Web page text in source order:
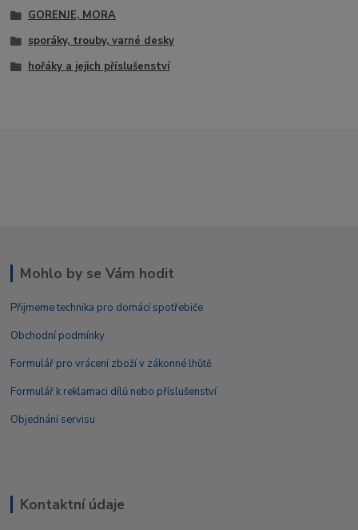
GORENJE, MORA
sporáky, trouby, varné desky
hořáky a jejich příslušenství
Mohlo by se Vám hodit
Přijmeme technika pro domácí spotřebiče
Obchodní podmínky
Formulář pro vrácení zboží v zákonné lhůtě
Formulář k reklamaci dílů nebo příslušenství
Objednání servisu
Kontaktní údaje